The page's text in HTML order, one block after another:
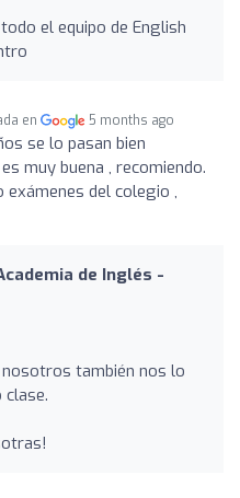
el equipo de English
en 5 months ago
se lo pasan bien
muy buena , recomiendo.
exámenes del colegio ,
de Inglés -
también nos lo
clase.